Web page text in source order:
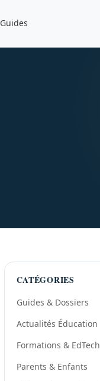
Guides
CATÉGORIES
Guides & Dossiers
Actualités Éducation
Formations & EdTech
Parents & Enfants